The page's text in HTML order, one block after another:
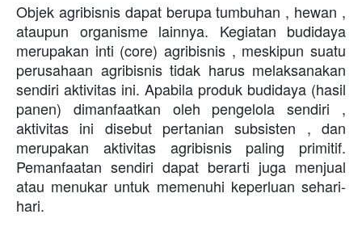
Objek agribisnis dapat berupa tumbuhan , hewan ,
ataupun organisme lainnya. Kegiatan budidaya
merupakan inti (core) agribisnis , meskipun suatu
perusahaan agribisnis tidak harus melaksanakan
sendiri aktivitas ini. Apabila produk budidaya (hasil
panen) dimanfaatkan oleh pengelola sendiri ,
aktivitas ini disebut pertanian subsisten , dan
merupakan aktivitas agribisnis paling primitif.
Pemanfaatan sendiri dapat berarti juga menjual
atau menukar untuk memenuhi keperluan sehari-
hari.